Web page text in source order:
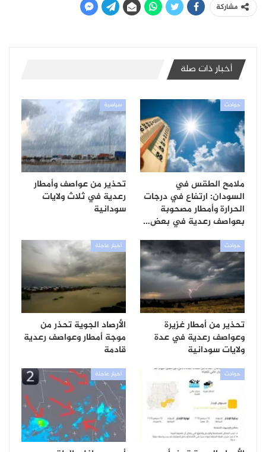
مشاركة
أخبار ذات صلة
حوادث
ملامح الطقس في
السودان: ارتفاع في درجات
الحرارة وأمطار مصحوبة
بعواصف رعدية في بعض…
سياسية
تحذير من عواصف وأمطار
رعدية في ثلاث ولايات
سودانية
حوادث
تحذير من أمطار غزيرة
وعواصف رعدية في عدة
ولايات سودانية
أخبار عاجلة
الأرصاد الجوية تحذر من
موجة أمطار وعواصف رعدية
قادمة
حوادث أخبار عاجلة